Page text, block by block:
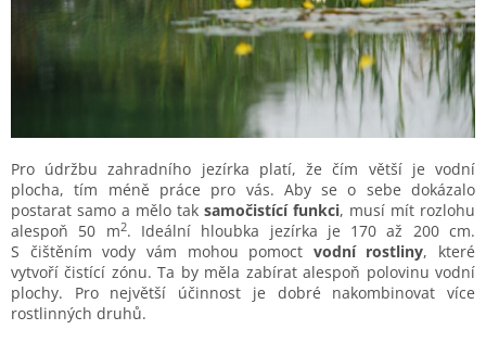
Pro údržbu zahradního jezírka platí, že čím větší je vodní
plocha, tím méně práce pro vás. Aby se o sebe dokázalo
postarat samo a mělo tak samočistící funkci, musí mít rozlohu
alespoň 50 m2. Ideální hloubka jezírka je 170 až 200 cm.
S čištěním vody vám mohou pomoct vodní rostliny, které
vytvoří čistící zónu. Ta by měla zabírat alespoň polovinu vodní
plochy. Pro největší účinnost je dobré nakombinovat více
rostlinných druhů.